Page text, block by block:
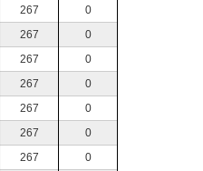
267
0
267
0
267
0
267
0
267
0
267
0
267
0